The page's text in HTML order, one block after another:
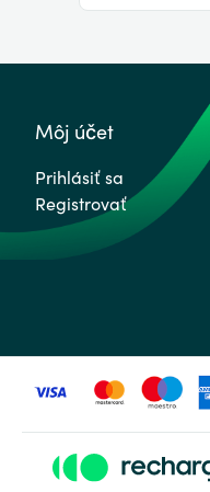
Môj účet
Prihlásiť sa
Registrovať